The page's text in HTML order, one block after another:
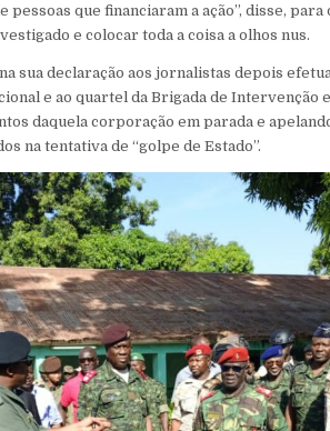
pessoas que financiaram a ação”, disse,
e colocar toda a coisa a olhos nus.
sua declaração aos jornalistas depois
e ao quartel da Brigada de Intervenção
daquela corporação em parada e
na tentativa de “golpe de Estado”.